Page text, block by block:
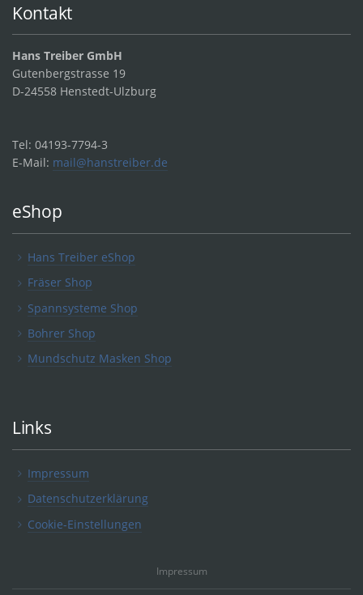
Kontakt
Hans Treiber GmbH
Gutenbergstrasse 19
D-24558 Henstedt-Ulzburg
Tel: 04193-7794-3
E-Mail: mail@hanstreiber.de
eShop
Hans Treiber eShop
Fräser Shop
Spannsysteme Shop
Bohrer Shop
Mundschutz Masken Shop
Links
Impressum
Datenschutzerklärung
Cookie-Einstellungen
Impressum